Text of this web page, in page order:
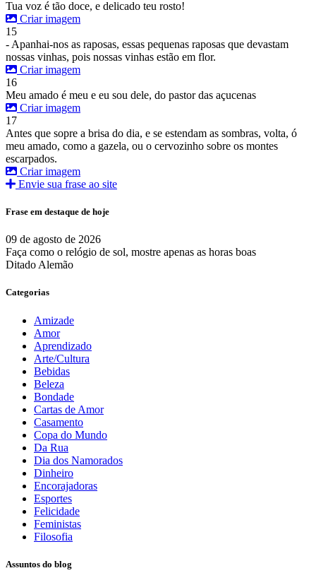
Tua voz é tão doce, e delicado teu rosto!
Criar imagem
15
- Apanhai-nos as raposas, essas pequenas raposas que devastam
nossas vinhas, pois nossas vinhas estão em flor.
Criar imagem
16
Meu amado é meu e eu sou dele, do pastor das açucenas
Criar imagem
17
Antes que sopre a brisa do dia, e se estendam as sombras, volta, ó
meu amado, como a gazela, ou o cervozinho sobre os montes
escarpados.
Criar imagem
Envie sua frase ao site
Frase em destaque de hoje
09 de agosto de 2026
Faça como o relógio de sol, mostre apenas as horas boas
Ditado Alemão
Categorias
Amizade
Amor
Aprendizado
Arte/Cultura
Bebidas
Beleza
Bondade
Cartas de Amor
Casamento
Copa do Mundo
Da Rua
Dia dos Namorados
Dinheiro
Encorajadoras
Esportes
Felicidade
Feministas
Filosofia
Assuntos do blog